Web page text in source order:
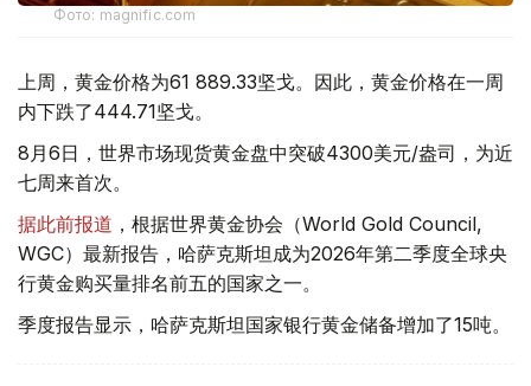
Фото: magnific.com
上周，黄金价格为61 889.33坚戈。因此，黄金价格在一周
内下跌了444.71坚戈。
8月6日，世界市场现货黄金盘中突破4300美元/盎司，为近
七周来首次。
据此前报道 ，根据世界黄金协会（World Gold Council,
WGC）最新报告，哈萨克斯坦成为2026年第二季度全球央
行黄金购买量排名前五的国家之一。
季度报告显示，哈萨克斯坦国家银行黄金储备增加了15吨。